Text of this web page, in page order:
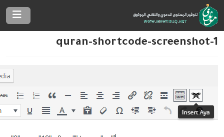
quran-shortcode-screenshot-1